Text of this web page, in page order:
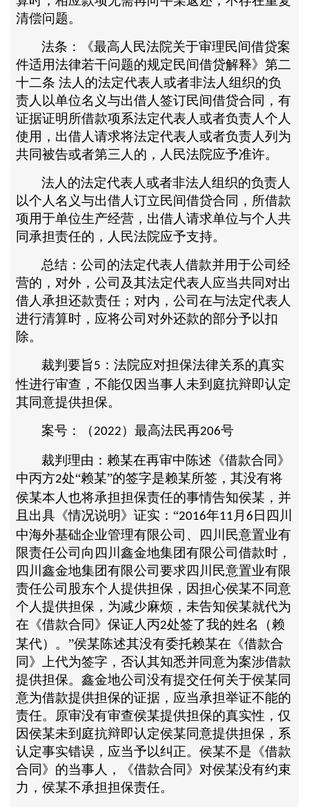
清偿问题。
法条：《最高人民法院关于审理民间借贷案
件适用法律若干问题的规定民间借贷解释》第二
十二条 法人的法定代表人或者非法人组织的负
责人以单位名义与出借人签订民间借贷合同，有
证据证明所借款项系法定代表人或者负责人个人
使用，出借人请求将法定代表人或者负责人列为
共同被告或者第三人的，人民法院应予准许。
法人的法定代表人或者非法人组织的负责人
以个人名义与出借人订立民间借贷合同，所借款
项用于单位生产经营，出借人请求单位与个人共
同承担责任的，人民法院应予支持。
总结：公司的法定代表人借款并用于公司经
营的，对外，公司及其法定代表人应当共同对出
借人承担还款责任；对内，公司在与法定代表人
进行清算时，应将公司对外还款的部分予以扣
除。
裁判要旨5 ：法院应对担保法律关系的真实
性进行审查，不能仅因当事人未到庭抗辩即认定
其同意提供担保。
案号：（2022 ）最高法民再206号
裁判理由：赖某在再审中陈述《借款合同》
中丙方2处“赖某”的签字是赖某所签，其没有将
侯某本人也将承担担保责任的事情告知侯某，并
且出具《情况说明》证实：“2016年11 月6 日四川
中海外基础企业管理有限公司、四川民意置业有
限责任公司向四川鑫金地集团有限公司借款时，
四川鑫金地集团有限公司要求四川民意置业有限
责任公司股东个人提供担保，因担心侯某不同意
个人提供担保，为减少麻烦，未告知侯某就代为
在《借款合同》保证人丙2处签了我的姓名（赖
某代）。”侯某陈述其没有委托赖某在《借款合
同》上代为签字，否认其知悉并同意为案涉借款
提供担保。鑫金地公司没有提交任何关于侯某同
意为借款提供担保的证据，应当承担举证不能的
责任。原审没有审查侯某提供担保的真实性，仅
因侯某未到庭抗辩即认定侯某同意提供担保，系
认定事实错误，应当予以纠正。侯某不是《借款
合同》的当事人，《借款合同》对侯某没有约束
力，侯某不承担担保责任。